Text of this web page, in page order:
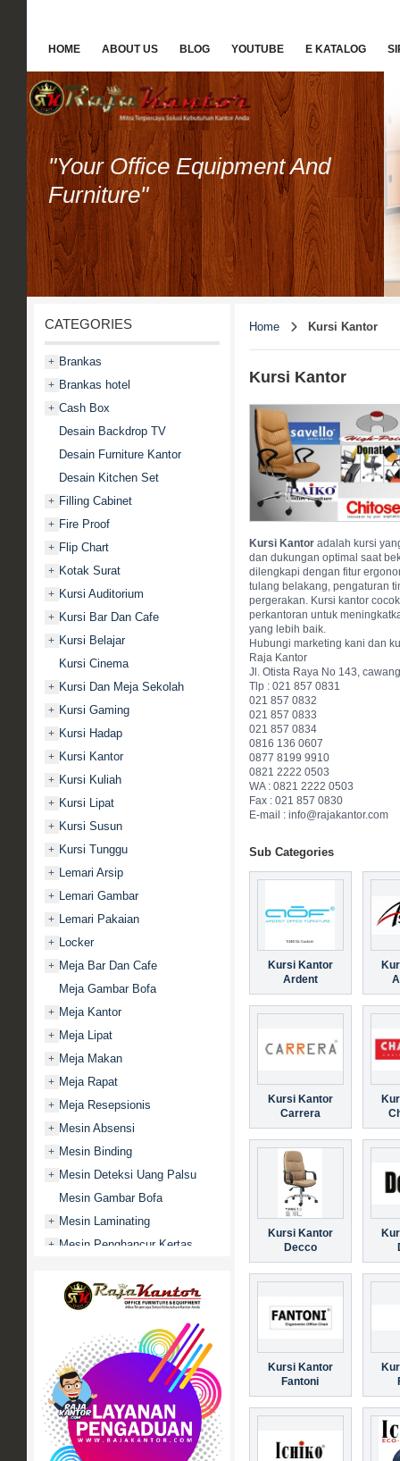
HOME ABOUT US BLOG YOUTUBE E KATALOG
"Your Office Equipment And
Furniture"
CATEGORIES
+ Brankas
+ Brankas hotel
+ Cash Box
Desain Backdrop TV
Desain Furniture Kantor
Desain Kitchen Set
+ Filling Cabinet
+ Fire Proof
+ Flip Chart
+ Kotak Surat
+ Kursi Auditorium
+ Kursi Bar Dan Cafe
+ Kursi Belajar
Kursi Cinema
+ Kursi Dan Meja Sekolah
+ Kursi Gaming
+ Kursi Hadap
+ Kursi Kantor
+ Kursi Kuliah
+ Kursi Lipat
+ Kursi Susun
+ Kursi Tunggu
+ Lemari Arsip
+ Lemari Gambar
+ Lemari Pakaian
+ Locker
+ Meja Bar Dan Cafe
Meja Gambar Bofa
+ Meja Kantor
+ Meja Lipat
+ Meja Makan
+ Meja Rapat
+ Meja Resepsionis
+ Mesin Absensi
+ Mesin Binding
+ Mesin Deteksi Uang Palsu
Mesin Gambar Bofa
+ Mesin Laminating
+ Mesin Penghancur Kertas
Mobile File / Roll O Pack
Movitex
Paper Cutter
Partisi Kantor
Promo
+ Rak Serbaguna
+ Ranjang Besi
+ Sofa Kantor
Home Kursi Kantor
Kursi Kantor
Kursi Kantoradalah kursi
dan dukungan optimal saat
dilengkapi dengan fitur
tulang belakang, pengaturan
pergerakan. Kursi kantor
perkantoran untuk
yang lebih baik.
Hubungi marketing kani dan
Raja Kantor
Jl. Otista Raya No 143,
Tlp : 021 857 0831
021 857 0832
021 857 0833
021 857 0834
0816 136 0607
0877 8199 9910
0821 2222 0503
WA : 0821 2222 0503
Fax : 021 857 0830
E-mail : info@rajakantor.com
Sub Categories
Kursi Kantor
Ardent
Kursi Kantor
Carrera
Kursi Kantor
Decco
Kursi Kantor
Fantoni